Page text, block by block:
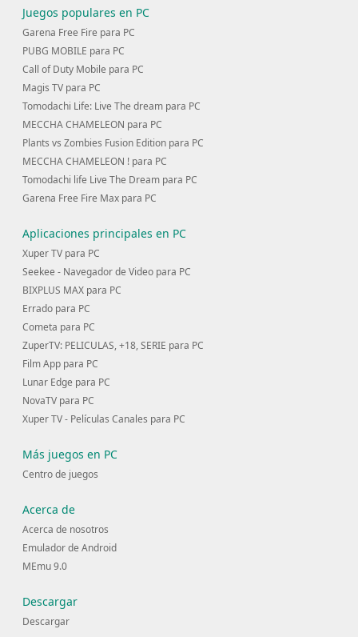
Juegos populares en PC
Garena Free Fire para PC
PUBG MOBILE para PC
Call of Duty Mobile para PC
Magis TV para PC
Tomodachi Life: Live The dream para PC
MECCHA CHAMELEON para PC
Plants vs Zombies Fusion Edition para PC
MECCHA CHAMELEON ! para PC
Tomodachi life Live The Dream para PC
Garena Free Fire Max para PC
Aplicaciones principales en PC
Xuper TV para PC
Seekee - Navegador de Video para PC
BIXPLUS MAX para PC
Errado para PC
Cometa para PC
ZuperTV: PELICULAS, +18, SERIE para PC
Film App para PC
Lunar Edge para PC
NovaTV para PC
Xuper TV - Películas Canales para PC
Más juegos en PC
Centro de juegos
Acerca de
Acerca de nosotros
Emulador de Android
MEmu 9.0
Descargar
Descargar